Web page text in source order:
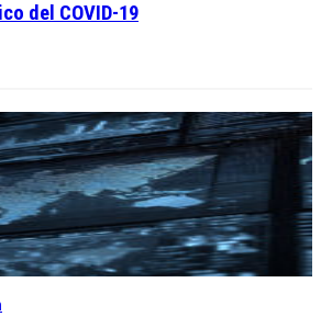
del COVID-19